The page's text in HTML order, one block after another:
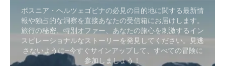
ボスニア・ヘルツェゴビナの必見の目的地に関する最新情
報や独占的な洞察を直接あなたの受信箱にお届けします。
旅行の秘密、特別オファー、あなたの旅心を刺激するイン
スピレーショナルなストーリーを発見してください。見逃
さないように–今すぐサインアップして、すべての冒険に
参加しましょう！